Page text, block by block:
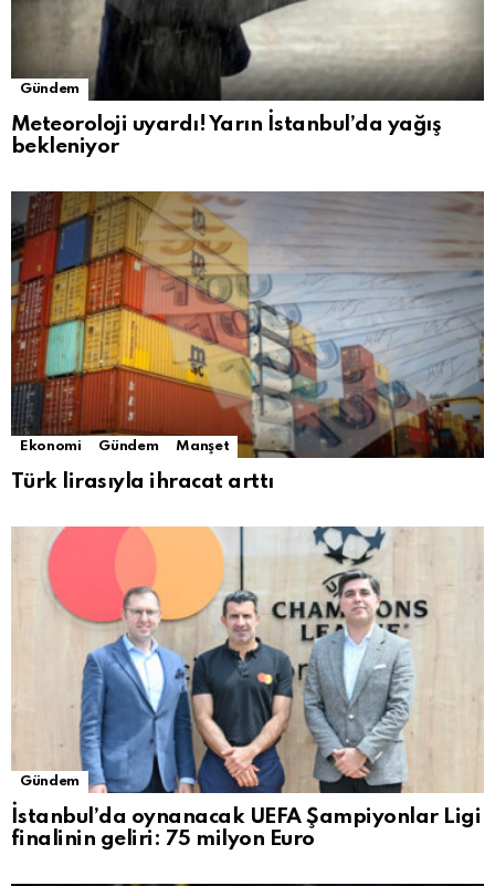
Gündem
Meteoroloji uyardı! Yarın İstanbul’da yağış
bekleniyor
Ekonomi Gündem Manşet
Türk lirasıyla ihracat arttı
Gündem
İstanbul’da oynanacak UEFA Şampiyonlar Ligi
finalinin geliri: 75 milyon Euro